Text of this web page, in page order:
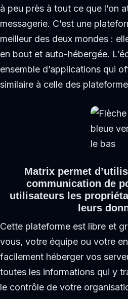
à peu près à tout ce que l’on
messagerie. C’est une
meilleur des deux mondes :
en bout et auto-hébergée.
ensemble d’applications qui
similaire à celle des
Matrix permet
communication de
utilisateurs les
leurs
Cette plateforme est libre et
vous, votre équipe ou votre
facilement héberger vos
toutes les informations qui y
le contrôle de votre